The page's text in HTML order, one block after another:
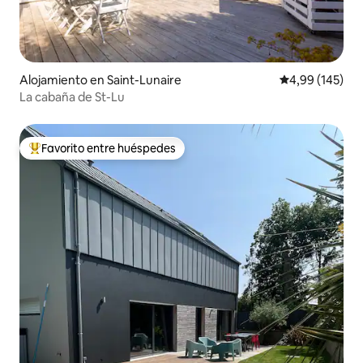
Alojamiento en Saint-Lunaire Calificación
4,99 (145)
La cabaña de St-Lu
Favorito entre los huéspedes más destacados
Favorito entre huéspedes